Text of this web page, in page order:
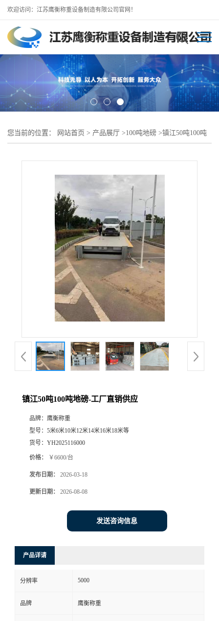
欢迎访问：江苏鹰衡称重设备制造有限公司官网！
您当前的位置： 网站首页 > 产品展厅 >100吨地磅 >镇江50吨100吨
镇江50吨100吨地磅-工厂直销供应
品牌： 鹰衡称重
型号： 5米6米10米12米14米16米18米等
货号： YH2025116000
价格： ￥6600/台
发布日期： 2026-03-18
更新日期： 2026-08-08
发送咨询信息
产品详请
分辨率 5000
品牌 鹰衡称重